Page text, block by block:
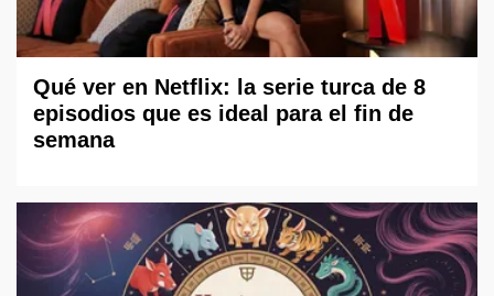
Qué ver en Netflix: la serie turca de 8
episodios que es ideal para el fin de
semana